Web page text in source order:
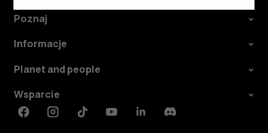
Poznaj
Informacje
Planet and people
Wsparcie
FacebookInstagramTiktokYoutubeLinkedinDiscord